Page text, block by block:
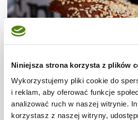
Niniejsza strona korzysta z plików
Wykorzystujemy pliki cookie do
i reklam, aby oferować funkcje
analizować ruch w naszej witrynie.
korzystasz z naszej witryny,
CHLEB I PIECZYWO
Domowe bajgle z
i wędzonym łososiem